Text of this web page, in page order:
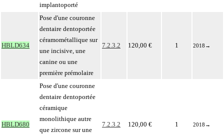
implantoporté
HBLD634
Pose d'une couronne
dentaire dentoportée
céramométallique sur
une incisive, une
canine ou une
première prémolaire
7.2.3.2 120,00 € 1 2018 →
HBLD680
Pose d'une couronne
dentaire dentoportée
céramique
monolithique autre
que zircone sur une
7.2.3.2 120,00 € 1 2018 →